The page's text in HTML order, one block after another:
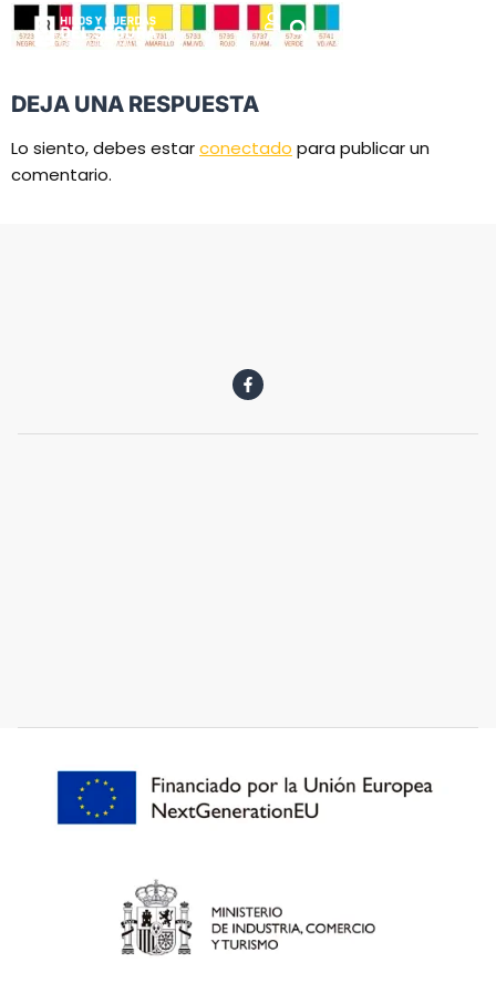
DEJA UNA RESPUESTA
Lo siento, debes estarconectado para publicar un
comentario.